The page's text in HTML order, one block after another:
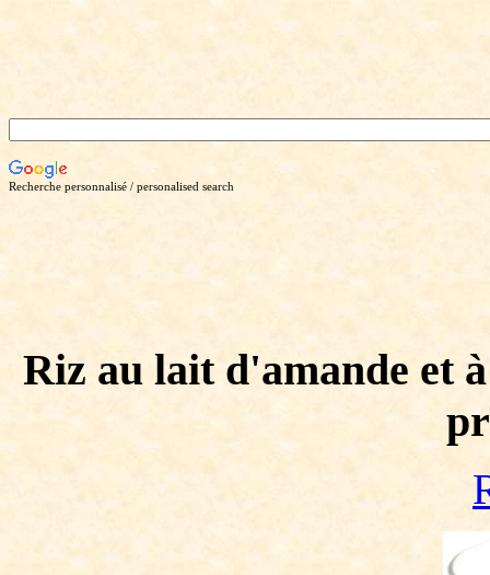
Recherche personnalisé / personalised search
Riz au lait d'amande et